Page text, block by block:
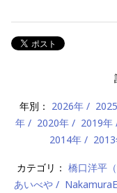
年別： 2026年
年
2020年 2019年
2014年
カテゴリ： 橋口洋平
あいべや